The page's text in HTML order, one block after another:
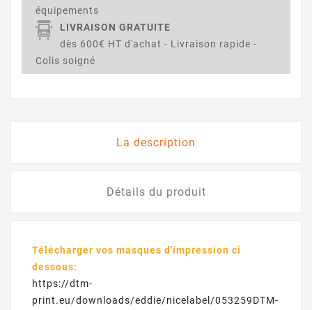
équipements
LIVRAISON GRATUITE
dès 600€ HT d'achat - Livraison rapide -
Colis soigné
La description
Détails du produit
Télécharger vos masques d'impression ci
dessous:
https://dtm-
print.eu/downloads/eddie/nicelabel/053259DTM-